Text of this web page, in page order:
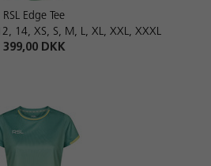
RSL Edge Tee
14, XS, S, M, L, XL, XXL, XXXL
399,00 DKK